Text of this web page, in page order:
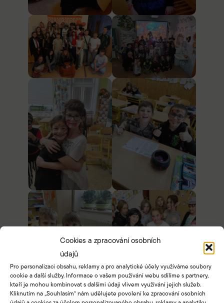
Cookies a zpracování osobních
údajů
Pro personalizaci obsahu, reklamy a pro analytické účely využíváme soubory
cookie a další služby. Informace o vašem používání webu sdílíme s partnery,
kteří je mohou kombinovat s dalšími údaji vlivem využívání jejich služeb.
Kliknutím na „Souhlasím“ nám udělujete povolení ke zpracování osobních